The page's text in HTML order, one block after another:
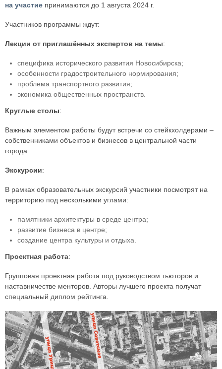
на участие принимаются до 1 августа 2024 г.
Участников программы ждут:
Лекции от приглашённых экспертов на темы:
специфика исторического развития Новосибирска;
особенности градостроительного нормирования;
проблема транспортного развития;
экономика общественных пространств.
Круглые столы:
Важным элементом работы будут встречи со стейкхолдерами –
собственниками объектов и бизнесов в центральной части
города.
Экскурсии:
В рамках образовательных экскурсий участники посмотрят на
территорию под несколькими углами:
памятники архитектуры в среде центра;
развитие бизнеса в центре;
создание центра культуры и отдыха.
Проектная работа:
Групповая проектная работа под руководством тьюторов и
наставничестве менторов. Авторы лучшего проекта получат
специальный диплом рейтинга.